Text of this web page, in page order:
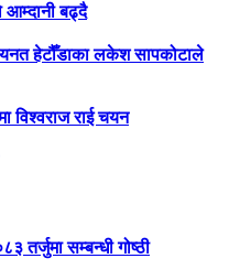
आम्दानी बढ्दै
हेटौँडाका लकेश सापकोटाले
विश्वराज राई चयन
तर्जुमा सम्बन्धी गोष्ठी